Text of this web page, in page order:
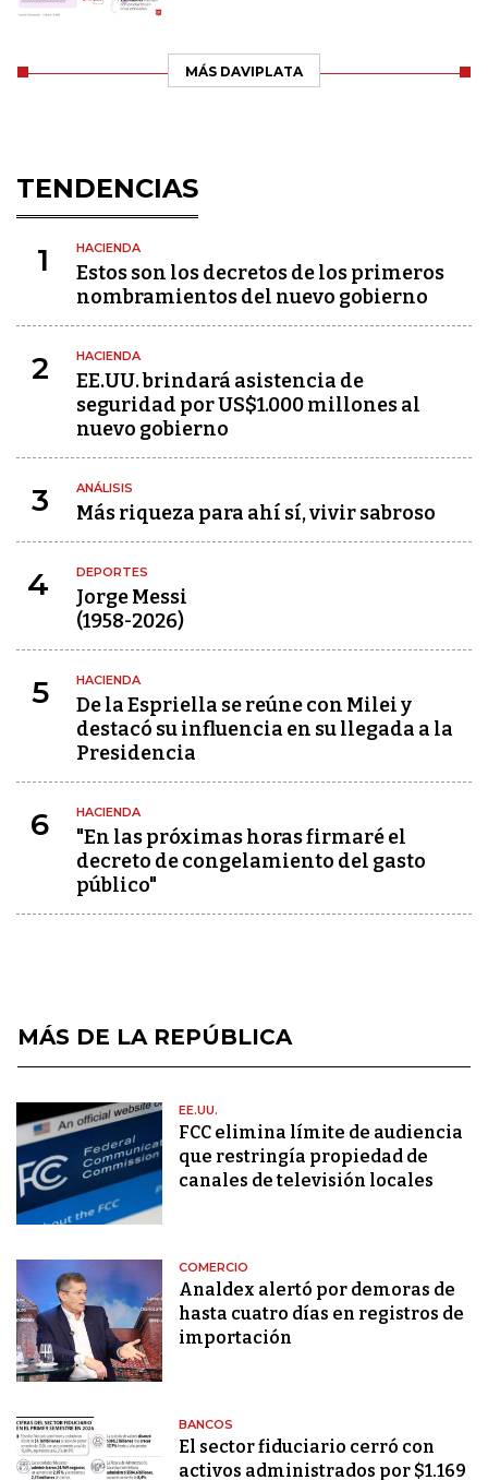
MÁS DAVIPLATA
TENDENCIAS
1 HACIENDA
Estos son los decretos de los primeros
nombramientos del nuevo gobierno
2 HACIENDA
EE.UU. brindará asistencia de
seguridad por US$1.000 millones al
nuevo gobierno
3 ANÁLISIS
Más riqueza para ahí sí, vivir sabroso
4 DEPORTES
Jorge Messi
(1958-2026)
5 HACIENDA
De la Espriella se reúne con Milei y
destacó su influencia en su llegada a la
Presidencia
6 HACIENDA
"En las próximas horas firmaré el
decreto de congelamiento del gasto
público"
MÁS DE LA REPÚBLICA
EE.UU.
FCC elimina límite de audiencia
que restringía propiedad de
canales de televisión locales
COMERCIO
Analdex alertó por demoras de
hasta cuatro días en registros de
importación
BANCOS
El sector fiduciario cerró con
activos administrados por $1.169